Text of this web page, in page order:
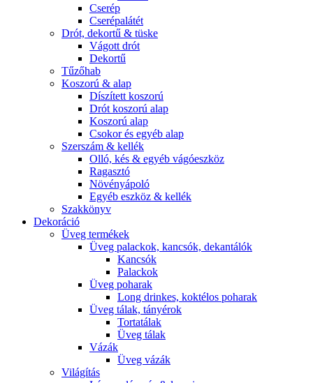
Cserép
Cserépalátét
Drót, dekortű & tüske
Vágott drót
Dekortű
Tűzőhab
Koszorú & alap
Díszített koszorú
Drót koszorú alap
Koszorú alap
Csokor és egyéb alap
Szerszám & kellék
Olló, kés & egyéb vágóeszköz
Ragasztó
Növényápoló
Egyéb eszköz & kellék
Szakkönyv
Dekoráció
Üveg termékek
Üveg palackok, kancsók, dekantálók
Kancsók
Palackok
Üveg poharak
Long drinkes, koktélos poharak
Üveg tálak, tányérok
Tortatálak
Üveg tálak
Vázák
Üveg vázák
Világítás